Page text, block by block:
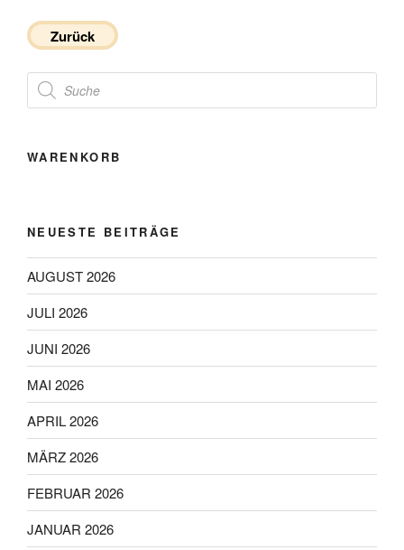
Zurück
Products
search
WARENKORB
NEUESTE BEITRÄGE
AUGUST 2026
JULI 2026
JUNI 2026
MAI 2026
APRIL 2026
MÄRZ 2026
FEBRUAR 2026
JANUAR 2026